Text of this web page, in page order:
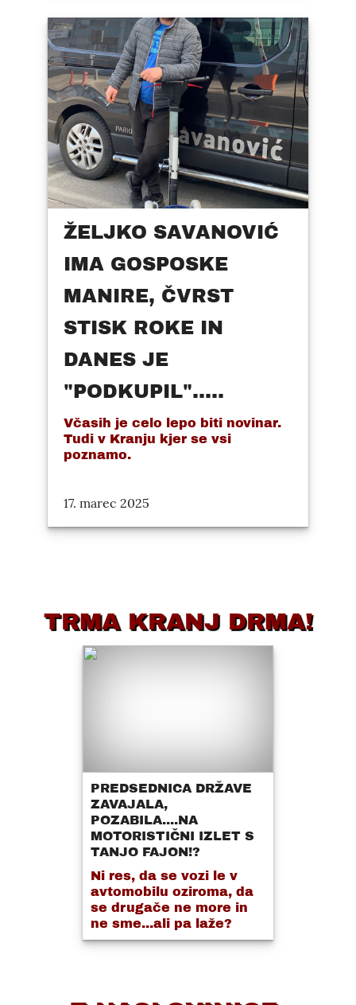
ŽELJKO SAVANOVIĆ
IMA GOSPOSKE
MANIRE, ČVRST
STISK ROKE IN
DANES JE
"PODKUPIL".....
Včasih je celo lepo biti novinar.
Tudi v Kranju kjer se vsi
poznamo.
17. marec 2025
TRMA KRANJ DRMA!
PREDSEDNICA DRŽAVE
ZAVAJALA,
POZABILA....NA
MOTORISTIČNI IZLET S
TANJO FAJON!?
Ni res, da se vozi le v
avtomobilu oziroma, da
se drugače ne more in
ne sme...ali pa laže?